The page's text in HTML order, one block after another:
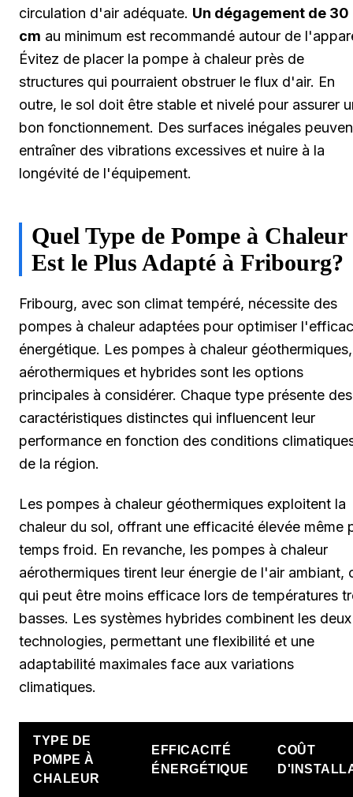
circulation d'air adéquate. Un dégagement de 30
cm au minimum est recommandé autour de
Évitez de placer la pompe à chaleur près de
structures qui pourraient obstruer le flux d'air. En
outre, le sol doit être stable et nivelé pour assurer
bon fonctionnement. Des surfaces inégales
entraîner des vibrations excessives et nuire à la
longévité de l'équipement.
Quel Type de Pompe à Chaleur
Est le Plus Adapté à Fribourg?
Fribourg, avec son climat tempéré, nécessite des
pompes à chaleur adaptées pour optimiser
énergétique. Les pompes à chaleur géothermiques,
aérothermiques et hybrides sont les options
principales à considérer. Chaque type présente des
caractéristiques distinctes qui influencent leur
performance en fonction des conditions
de la région.
Les pompes à chaleur géothermiques exploitent la
chaleur du sol, offrant une efficacité élevée même
temps froid. En revanche, les pompes à chaleur
aérothermiques tirent leur énergie de l'air ambiant,
qui peut être moins efficace lors de températures
basses. Les systèmes hybrides combinent les deux
technologies, permettant une flexibilité et une
adaptabilité maximales face aux variations
climatiques.
TYPE DE
POMPE À
CHALEUR
EFFICACITÉ
ÉNERGÉTIQUE
COÛT